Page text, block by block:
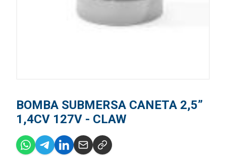
BOMBA SUBMERSA CANETA 2,5”
1,4CV 127V - CLAW